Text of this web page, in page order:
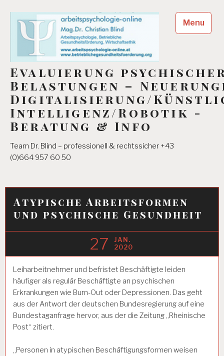
content
Evaluierung
Belastungen –
Digitalisierung/
Intelligenz/Robotik -
Beratung & Info
Team Dr. Blind – professionell & rechtssicher +43
(0)664 957 60 50
Menu
Atypische Arbeitsformen
und psychische Gesundheit
27
JAN.
2020
Leiharbeitnehmer und befristet Beschäftigte leiden
häufiger als regulär Beschäftigte an psychischen
Erkrankungen wie Burn-Out oder Depressionen. Das geht
aus der Antwort der deutschen Bundesregierung auf eine
Bundestaganfrage hervor, aus der die Zeitung „Rheinische
Post“ zitiert.
„Personen in atypischen Beschäftigungsformen weisen